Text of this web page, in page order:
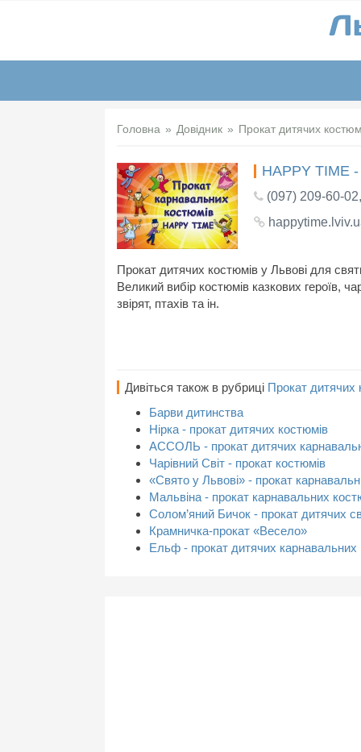
Головна Довідник Прокат дитячих
HAPPY TIME -
(097) 209-60-
Прокат дитячих костюмів у Львові для
Великий вибір костюмів казкових героїв,
звірят, птахів та ін.
Дивіться також в рубриці Прокат дитячих
Барви дитинства
Нірка - прокат дитячих костюмів
АССОЛЬ - прокат дитячих
Чарівний Світ - прокат костюмів
«Свято у Львові» - прокат
Мальвіна - прокат карнавальних
Солом’яний Бичок - прокат дитячих
Крамничка-прокат «Весело»
Ельф - прокат дитячих карнавальних